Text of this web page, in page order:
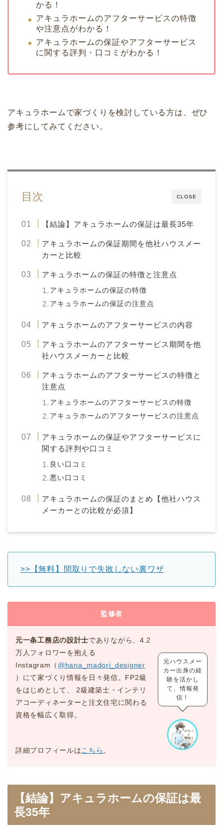
かる！
アキュラホームのアフターサービスの特徴
や注意点がわかる！
アキュラホームの保証やアフターサービス
に関する評判・口コミがわかる！
アキュラホームで家づくりを検討している方は、ぜひ
参考にしてみてください。
CLOSE
目次
【結論】アキュラホームの保証は最長35年
アキュラホームの保証期間を他社ハウスメー
カーと比較
アキュラホームの保証の特徴と注意点
アキュラホームの保証の特徴
アキュラホームの保証の注意点
アキュラホームのアフターサービスの内容
アキュラホームのアフターサービス期間を他
社ハウスメーカーと比較
アキュラホームのアフターサービスの特徴と
注意点
アキュラホームのアフターサービスの特徴
アキュラホームのアフターサービスの注意点
アキュラホームの保証やアフターサービスに
関する評判や口コミ
良い口コミ
悪い口コミ
アキュラホームの保証のまとめ【他社ハウス
メーカーとの比較が必須】
>>【無料】間取りで失敗しない裏ワザ
監修者
元一条工務店の設計士でありながら、4.2
万人フォロワーを抱える
Instagram（ @hana_madori_designer
）にて家づくり情報を日々発信。FP2級
をはじめとして、 2級建築士・インテリ
アコーディネーターと注文住宅に関わる
資格を幅広く取得。
詳細プロフィールはこちら 。
元ハウスメー
カー出身の経
験を活かし
て、情報発
信！
【結論】アキュラホームの保証は最
長35年